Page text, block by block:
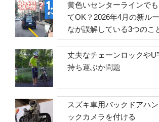
黄色いセンターラインで
てOK？2026年4月の新ル
なが誤解している3つのこ
丈夫なチェーンロックやU
持ち運ぶか問題
スズキ車用バックドアハ
ックカメラを付ける